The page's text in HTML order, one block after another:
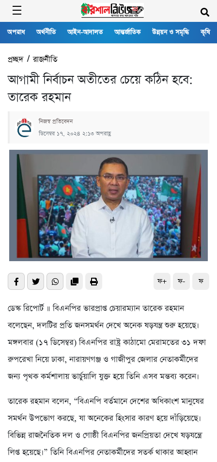
অপরাধ অর্থনীতি আইন-আদালত আন্তর্জাতিক উন্নয়ন ও সমৃদ্ধি কৃষি
প্রচ্ছদ/রাজনীতি
আগামী নির্বাচন অতীতের চেয়ে কঠিন হবে:
তারেক রহমান
নিজস্ব প্রতিবেদন
ডিসেম্বর ১৭, ২০২৪ ২:১৩ অপরাহ্ণ
ফ+ ফ- ফ
ডেস্ক রিপোর্ট ॥ বিএনপির ভারপ্রাপ্ত চেয়ারম্যান তারেক রহমান
বলেছেন, দলটির প্রতি জনসমর্থন দেখে অনেক ষড়যন্ত্র শুরু হয়েছে।
মঙ্গলবার (১৭ ডিসেম্বর) বিএনপির রাষ্ট্র কাঠামো মেরামতের ৩১ দফা
রুপরেখা নিয়ে ঢাকা, নারায়ণগঞ্জ ও গাজীপুর জেলার নেতাকর্মীদের
জন্য পৃথক কর্মশালায় ভার্চুয়ালি যুক্ত হয়ে তিনি এসব মন্তব্য করেন।
তারেক রহমান বলেন, “বিএনপি বর্তমানে দেশের অধিকাংশ মানুষের
সমর্থন উপভোগ করছে, যা অনেকের হিংসার কারণ হয়ে দাঁড়িয়েছে।
বিভিন্ন রাজনৈতিক দল ও গোষ্ঠী বিএনপির জনপ্রিয়তা দেখে ষড়যন্ত্রে
লিপ্ত হয়েছে।” তিনি বিএনপির নেতাকর্মীদের সতর্ক থাকার আহ্বান